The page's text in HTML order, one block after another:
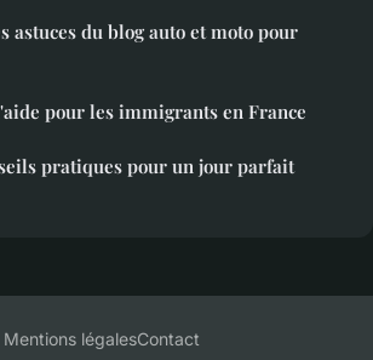
astuces du blog auto et moto pour
pour les immigrants en France
pratiques pour un jour parfait
Mentions légalesContact